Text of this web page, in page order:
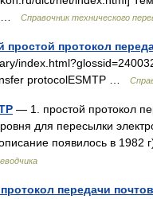
…
Справочник технического
простой протокол
protocolESMTP …
— 1. простой протокол
для пересылки
появилось в
передачи